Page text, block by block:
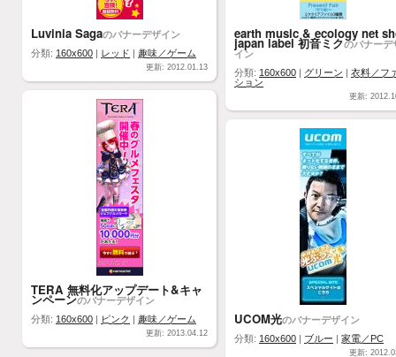
Luvinia Sagaのバナーデザイン
分類: 160x600 | レッド | 趣味／ゲーム
更新: 2012.01.13
earth music & ecology net
japan label 初音ミクのバナーデ
イン
分類: 160x600 | グリーン | 衣料／フ
ション
更新:
TERA 無料化アップデート&キャ
ンペーンのバナーデザイン
分類: 160x600 | ピンク | 趣味／ゲーム
更新: 2013.04.12
UCOM光のバナーデザイン
分類: 160x600 | ブルー | 家電／PC
更新: